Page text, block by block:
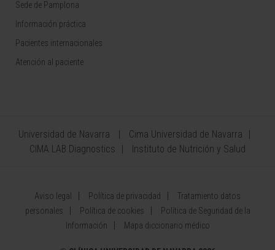
Sede de Pamplona
Información práctica
Pacientes internacionales
Atención al paciente
Universidad de Navarra
Cima Universidad de Navarra
CIMA LAB Diagnostics
Instituto de Nutrición y Salud
Aviso legal Política de privacidad
Tratamiento datos
personales
Política de cookies
Política de Seguridad de la
Información
Mapa diccionario médico